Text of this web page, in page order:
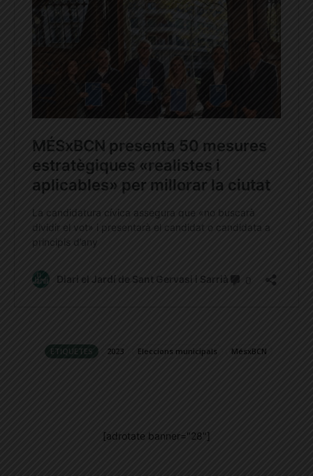
ETIQUETES 2023 Eleccions municipals MésxBCN
[adrotate banner="28"]